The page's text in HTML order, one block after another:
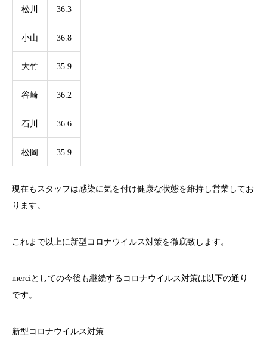
松川 36.3
小山 36.8
大竹 35.9
谷崎 36.2
石川 36.6
松岡 35.9
現在もスタッフは感染に気を付け健康な状態を維持し営業してお
ります。
これまで以上に新型コロナウイルス対策を徹底致します。
merci としての今後も継続するコロナウイルス対策は以下の通り
です。
新型コロナウイルス対策